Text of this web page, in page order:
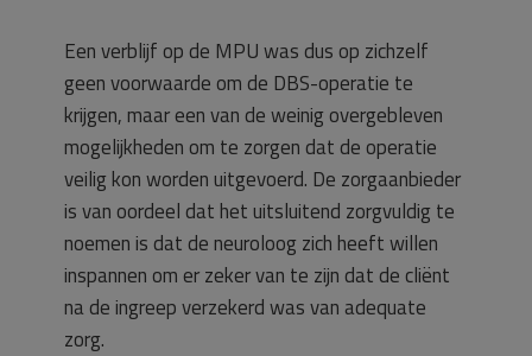
Een verblijf op de MPU was dus op zichzelf
geen voorwaarde om de DBS-operatie te
krijgen, maar een van de weinig overgebleven
mogelijkheden om te zorgen dat de operatie
veilig kon worden uitgevoerd. De zorgaanbieder
is van oordeel dat het uitsluitend zorgvuldig te
noemen is dat de neuroloog zich heeft willen
inspannen om er zeker van te zijn dat de cliënt
na de ingreep verzekerd was van adequate
zorg.